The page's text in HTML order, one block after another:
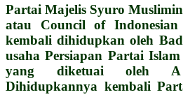
Partai Majelis Syuro
atau Council of Indonesian
kembali dihidupkan oleh
usaha Persiapan Partai
yang diketuai oleh
Dihidupkannya kembali